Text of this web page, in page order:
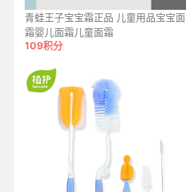
青蛙王子宝宝霜正品 儿童用品宝宝面
霜婴儿面霜儿童面霜
109积分